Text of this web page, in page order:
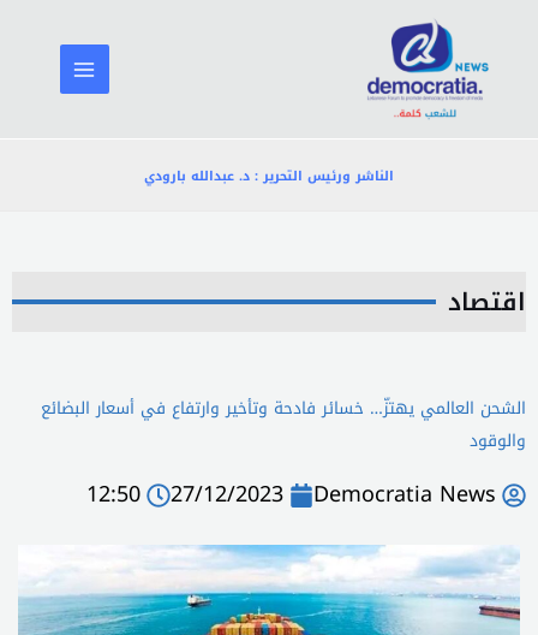
المحتوى
الناشر ورئيس التحرير : د. عبدالله بارودي
اقتصاد
الشحن العالمي يهتزّ… خسائر فادحة وتأخير وارتفاع في أسعار البضائع
والوقود
Democratia News
27/12/2023
12:50